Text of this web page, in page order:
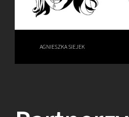
AGNIESZKA SIEJEK